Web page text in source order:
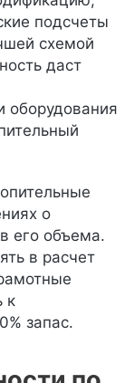
подсчеты
схемой
даст
оборудования
о
его объема.
в расчет
к
запас.